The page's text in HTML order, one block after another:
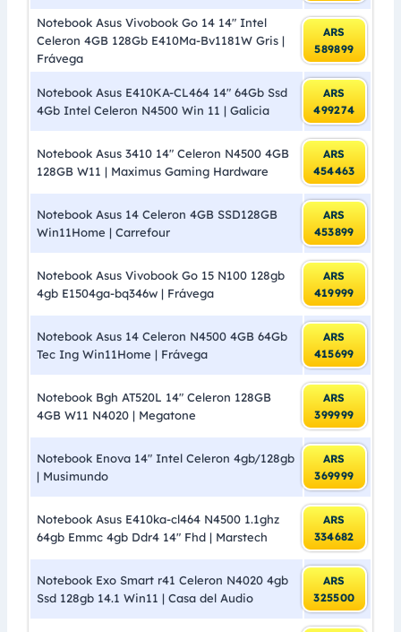
Notebook Asus Vivobook Go 14 14″ Intel
Celeron 4GB 128Gb E410Ma-Bv1181W Gris |
Frávega
ARS
589899
Notebook Asus E410KA-CL464 14″ 64Gb Ssd
4Gb Intel Celeron N4500 Win 11 | Galicia
ARS
499274
Notebook Asus 3410 14″ Celeron N4500 4GB
128GB W11 | Maximus Gaming Hardware
ARS
454463
Notebook Asus 14 Celeron 4GB SSD128GB
Win11Home | Carrefour
ARS
453899
Notebook Asus Vivobook Go 15 N100 128gb
4gb E1504ga-bq346w | Frávega
ARS
419999
Notebook Asus 14 Celeron N4500 4GB 64Gb
Tec Ing Win11Home | Frávega
ARS
415699
Notebook Bgh AT520L 14″ Celeron 128GB
4GB W11 N4020 | Megatone
ARS
399999
Notebook Enova 14″ Intel Celeron 4gb/128gb
| Musimundo
ARS
369999
Notebook Asus E410ka-cl464 N4500 1.1ghz
64gb Emmc 4gb Ddr4 14″ Fhd | Marstech
ARS
334682
Notebook Exo Smart r41 Celeron N4020 4gb
Ssd 128gb 14.1 Win11 | Casa del Audio
ARS
325500